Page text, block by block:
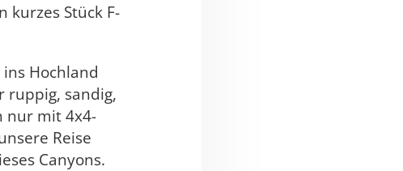
kurzes Stück F-
Hochland
ruppig, sandig,
nur mit 4x4-
Reise
Canyons.